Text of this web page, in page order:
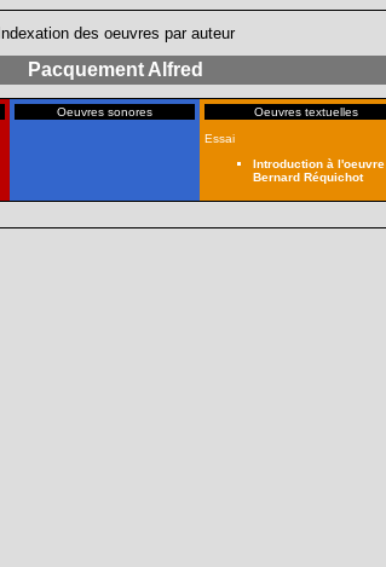
Indexation des oeuvres par auteur
Pacquement Alfred
Oeuvres sonores
Oeuvres textuelles
Essai
Introduction à
Bernard Réquichot